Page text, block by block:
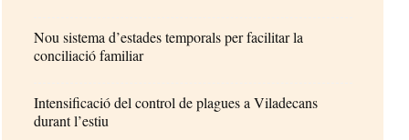
Nou sistema d’estades temporals per facilitar la
conciliació familiar
Intensificació del control de plagues a Viladecans
durant l’estiu